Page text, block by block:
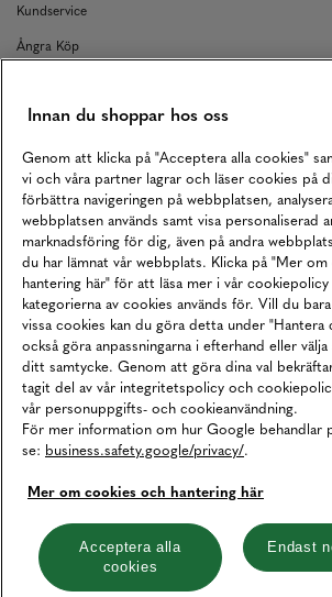
Kundservice
Ångra Köp
Returer
Köpvillkor
Karriär
Vårt Ansvar
Våra Tjänster
Press
Studentrabatt
B2B
Tillgänglighetsredogörelse
Betalningar online sköts i samarbete
Cookies Integritetspolicy
Hantera cookies
Innan du shoppar hos oss
Genom att klicka på "Acceptera alla cookies"
vi och våra partner lagrar och läser cookies på
förbättra navigeringen på webbplatsen,
webbplatsen används samt visa personaliserad
marknadsföring för dig, även på andra
du har lämnat vår webbplats. Klicka på "Mer
hantering här" för att läsa mer i vår
kategorierna av cookies används för. Vill du
vissa cookies kan du göra detta under "Hantera
också göra anpassningarna i efterhand eller
ditt samtycke. Genom att göra dina val
tagit del av vår integritetspolicy och
vår personuppgifts- och cookieanvändning.
För mer information om hur Google behandlar
se: business.safety.google/privacy/.
Mer om cookies och hantering här
Acceptera alla
cookies
Endast